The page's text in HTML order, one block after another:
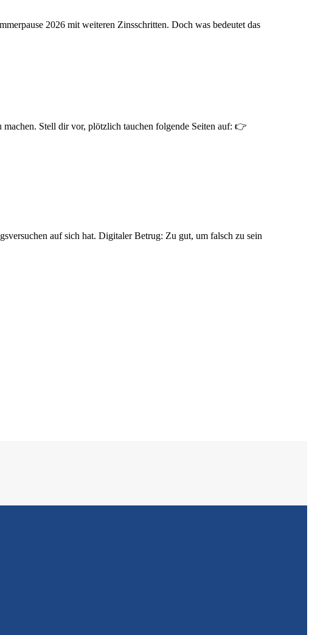
2026 mit weiteren Zinsschritten. Doch was bedeutet das
Stell dir vor, plötzlich tauchen folgende Seiten auf: 👉
auf sich hat. Digitaler Betrug: Zu gut, um falsch zu sein